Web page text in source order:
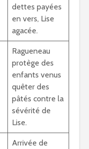
dettes payées
en vers, Lise
agacée.
Ragueneau
protège des
enfants venus
quêter des
pâtés contre la
sévérité de
Lise.
Arrivée de